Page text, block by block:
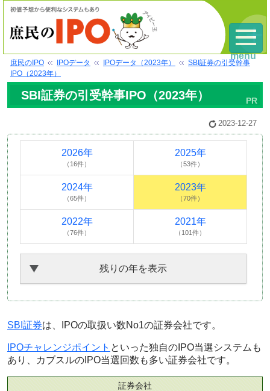
庶民のIPO IPOデータ IPOデータ（2023年）
SBI証券の引受幹事
IPO（2023年）
SBI証券の引受幹事IPO（2023年）
2023-12-27
2026年
（16件）
2025年
（53件）
2024年
（65件）
2023年
（70件）
2022年
（76件）
2021年
（101件）
残りの年を表示
SBI証券は、IPOの取扱い数No1の証券会社です。
IPOチャレンジポイント といった独自のIPO当選システムも
あり、カブスルのIPO当選回数も多い証券会社です。
証券会社
menu